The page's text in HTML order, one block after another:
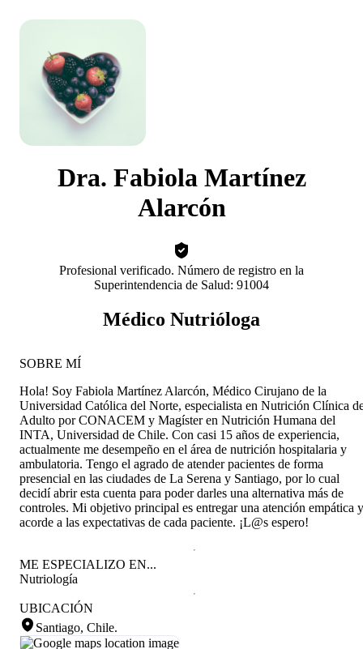
Dra. Fabiola Martínez
Alarcón
Profesional verificado. Número de registro en la
Superintendencia de Salud: 91004
Médico Nutrióloga
SOBRE MÍ
Hola! Soy Fabiola Martínez Alarcón, Médico Cirujano de la
Universidad Católica del Norte, especialista en Nutrición Clínica
Adulto por CONACEM y Magíster en Nutrición Humana del
INTA, Universidad de Chile. Con casi 15 años de experiencia,
actualmente me desempeño en el área de nutrición hospitalaria y
ambulatoria. Tengo el agrado de atender pacientes de forma
presencial en las ciudades de La Serena y Santiago, por lo cual
decidí abrir esta cuenta para poder darles una alternativa más de
controles. Mi objetivo principal es entregar una atención empática y
acorde a las expectativas de cada paciente. ¡L@s espero!
ME ESPECIALIZO EN...
Nutriología
UBICACIÓN
Santiago, Chile.